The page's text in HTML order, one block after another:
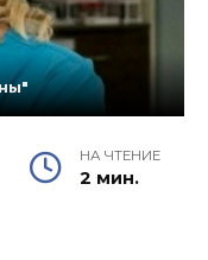
НА ЧТЕНИЕ
2 мин.